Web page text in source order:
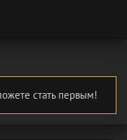
стать первым!